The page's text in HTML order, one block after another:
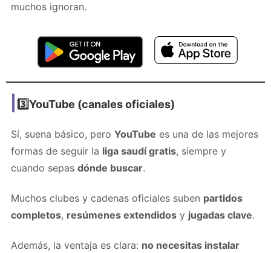
muchos ignoran.
3️⃣YouTube (canales oficiales)
Sí, suena básico, pero YouTube es una de las mejores
formas de seguir la liga saudí gratis, siempre y
cuando sepas dónde buscar.
Muchos clubes y cadenas oficiales suben partidos
completos, resúmenes extendidos y jugadas clave.
Además, la ventaja es clara: no necesitas instalar